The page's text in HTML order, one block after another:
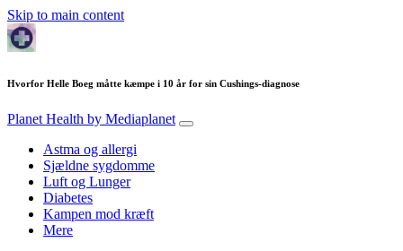
Skip to main content
Hvorfor Helle Boeg måtte kæmpe i 10 år for sin Cushings-diagnose
Planet Health by Mediaplanet
Astma og allergi
Sjældne sygdomme
Luft og Lunger
Diabetes
Kampen mod kræft
Mere